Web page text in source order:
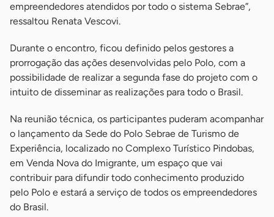
empreendedores atendidos por todo o sistema Sebrae”,
ressaltou Renata Vescovi.
Durante o encontro, ficou definido pelos gestores a
prorrogação das ações desenvolvidas pelo Polo, com a
possibilidade de realizar a segunda fase do projeto com o
intuito de disseminar as realizações para todo o Brasil.
Na reunião técnica, os participantes puderam acompanhar
o lançamento da Sede do Polo Sebrae de Turismo de
Experiência, localizado no Complexo Turístico Pindobas,
em Venda Nova do Imigrante, um espaço que vai
contribuir para difundir todo conhecimento produzido
pelo Polo e estará a serviço de todos os empreendedores
do Brasil.